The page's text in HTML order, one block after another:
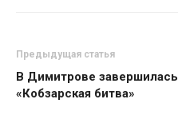
Предыдущая статья
В Димитрове завершилась
«Кобзарская битва»